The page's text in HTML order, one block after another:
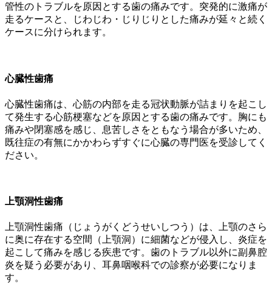
管性のトラブルを原因とする歯の痛みです。突発的に激痛が
走るケースと、じわじわ・じりじりとした痛みが延々と続く
ケースに分けられます。
心臓性歯痛
心臓性歯痛は、心筋の内部を走る冠状動脈が詰まりを起こし
て発生する心筋梗塞などを原因とする歯の痛みです。胸にも
痛みや閉塞感を感じ、息苦しさをともなう場合が多いため、
既往症の有無にかかわらずすぐに心臓の専門医を受診してく
ださい。
上顎洞性歯痛
上顎洞性歯痛（じょうがくどうせいしつう）は、上顎のさら
に奥に存在する空間（上顎洞）に細菌などが侵入し、炎症を
起こして痛みを感じる疾患です。歯のトラブル以外に副鼻腔
炎を疑う必要があり、耳鼻咽喉科での診察が必要になりま
す。